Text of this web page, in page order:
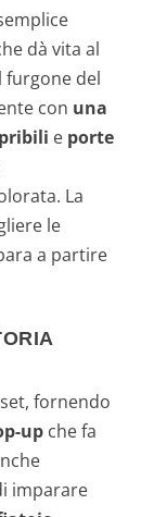
dà vita al
del
con una
e porte
La
le
a partire
fornendo
up che fa
imparare